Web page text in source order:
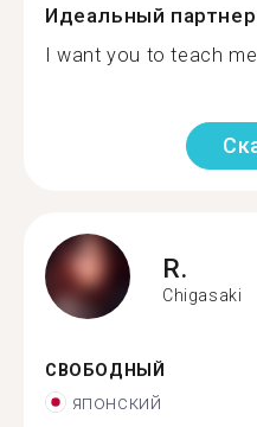
Идеальный
I want you to teach
R.
Chigasaki
СВОБОДНЫЙ
японский